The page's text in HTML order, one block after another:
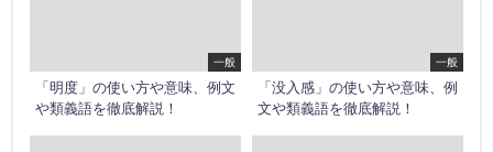
一般
「明度」の使い方や意味、例文
や類義語を徹底解説！
一般
「没入感」の使い方や意味、例
文や類義語を徹底解説！